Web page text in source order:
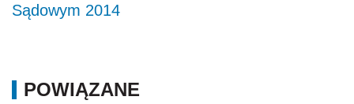
Sądowym 2014
POWIĄZANE